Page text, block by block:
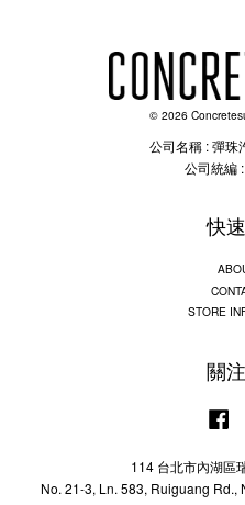
© 2026
公司名稱 : 彈珠
公司統編
快
STORE
關
114 台北市內湖區
No. 21-3, Ln. 583, Ruiguang Rd.,